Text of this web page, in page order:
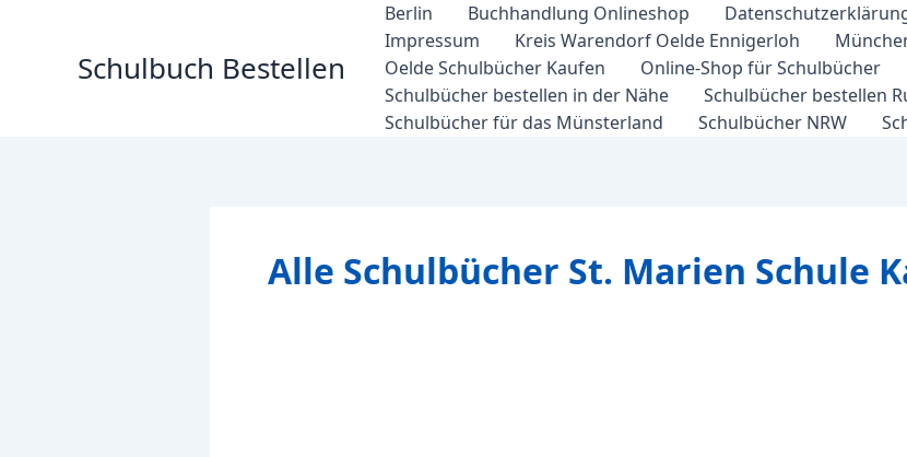
Schulbuch Bestellen
Berlin Buchhandlung Onlineshop
Impressum
Kreis Warendorf Oelde Ennigerloh
Oelde Schulbücher Kaufen
Online-Shop für Schulbücher
Schulbücher bestellen in der Nähe
Schulbücher bestellen
Schulbücher für das Münsterland
Schulbücher NRW
Alle Schulbücher St. Marien Schule